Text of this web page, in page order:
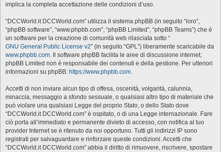
implica la completa accettazione delle condizioni d’uso.
“DCCWorld.it DCCWorld.com” utilizza il sistema phpBB (in seguito “loro”,
“phpBB software”, “www.phpbb.com”, “phpBB Limited”, “phpBB Teams”) che è
un software per la creazione di comunità web rilasciata sotto “
GNU General Public License v2” (in seguito “GPL”) liberamente scaricabile da
www.phpbb.com. Il software phpBB facilita le aree di discussione internet;
phpBB Limited non è responsabile dei contenuti e della gestione. Per ulteriori
informazioni su phpBB: https://www.phpbb.com.
Accetti di non inviare alcun tipo di offesa, oscenità, volgarità, calunnia,
minaccia, messaggio a sfondo sessuale, o qualsiasi altro tipo di materiale che
può violare una qualsiasi Legge del proprio Stato, o dello Stato dove
“DCCWorld.it DCCWorld.com” è ospitato, o di una Legge internazionale. Fare
ciò porta all’immediato e permanente divieto di accesso, con notifica al tuo
provider Internet se è ritenuto da noi opportuno. Tutti gli indirizzi IP sono
registrati per salvaguardare e rinforzare queste condizioni. Accetti che
“DCCWorld.it DCCWorld.com” abbia il diritto di rimuovere, riscrivere, spostare